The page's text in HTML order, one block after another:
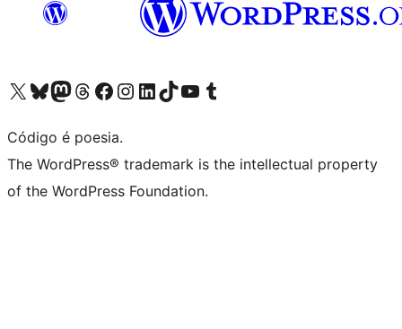
Acessar nossa conta do X (antigo Twitter)
Acessar nossa conta do Bluesky
Acessar nossa conta do Mastodon
Acessar nossa conta do Threads
Acessar nossa página do Facebook
Acessar nossa conta do Instagram
Acessar nossa conta do LinkedIn
Acessar nossa conta do TikTok
Acessar nosso canal do YouTube
Acessar nossa conta no Tumblr
Código é poesia.
The WordPress® trademark is the intellectual property
of the WordPress Foundation.